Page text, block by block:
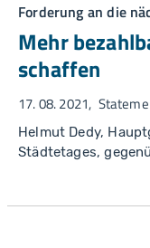
Forderung an die
Mehr
schaffen
17. 08. 2021
Helmut Dedy,
Städtetages,